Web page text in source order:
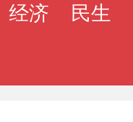
经济 民生